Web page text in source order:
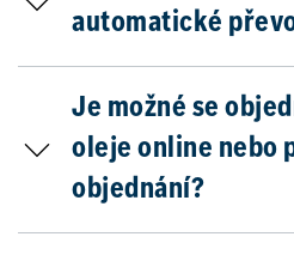
automatické
Je možné se
oleje online nebo
objednání?